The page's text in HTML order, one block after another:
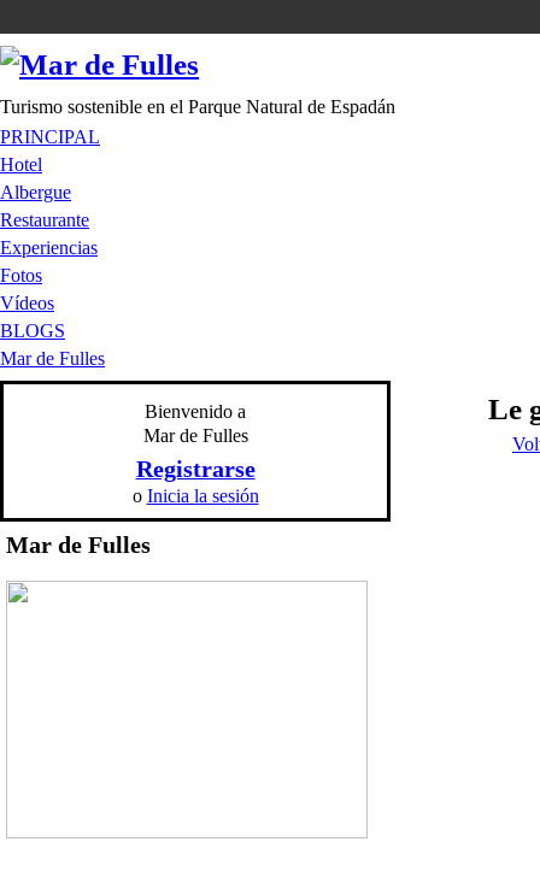
Turismo sostenible en el Parque Natural de Espadán
PRINCIPAL
Hotel
Albergue
Restaurante
Experiencias
Fotos
Vídeos
BLOGS
Mar de Fulles
Bienvenido a
Mar de Fulles
Registrarse
o Inicia la sesión
Mar de Fulles
Le